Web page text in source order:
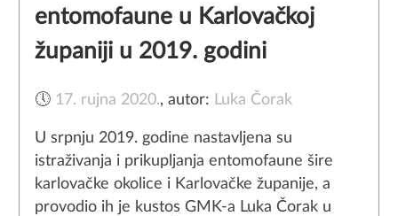
entomofaune u Karlovačkoj
županiji u 2019. godini
🕔 17. rujna 2020.,autor: Luka Čorak
U srpnju 2019. godine nastavljena su
istraživanja i prikupljanja entomofaune šire
karlovačke okolice i Karlovačke županije, a
provodio ih je kustos GMK-a Luka Čorak u